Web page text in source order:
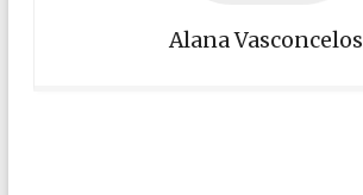
Alana Vasconcelos